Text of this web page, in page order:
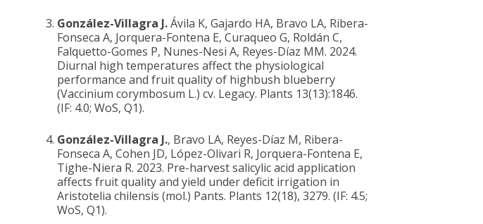
González-Villagra J.Ávila K, Gajardo HA, Bravo LA, Ribera-
Fonseca A, Jorquera-Fontena E, Curaqueo G, Roldán C,
Falquetto-Gomes P, Nunes-Nesi A, Reyes-Díaz MM. 2024.
Diurnal high temperatures affect the physiological
performance and fruit quality of highbush blueberry
(Vaccinium corymbosum L.) cv. Legacy. Plants 13(13):1846.
(IF: 4.0; WoS, Q1).
González-Villagra J., Bravo LA, Reyes-Díaz M, Ribera-
Fonseca A, Cohen JD, López-Olivari R, Jorquera-Fontena E,
Tighe-Niera R. 2023. Pre-harvest salicylic acid application
affects fruit quality and yield under deficit irrigation in
Aristotelia chilensis (mol.) Pants. Plants 12(18), 3279. (IF: 4.5;
WoS, Q1).